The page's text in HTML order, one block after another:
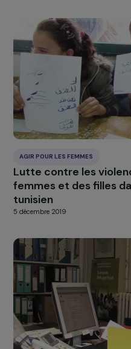
Un parcours de
femmes victimes de
danse